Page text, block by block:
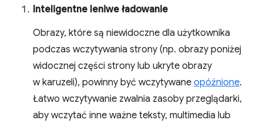
Inteligentne leniwe ładowanie
Obrazy, które są niewidoczne dla użytkownika
podczas wczytywania strony (np. obrazy poniżej
widocznej części strony lub ukryte obrazy
w karuzeli), powinny być wczytywane opóźnione.
Łatwo wczytywanie zwalnia zasoby przeglądarki,
aby wczytać inne ważne teksty, multimedia lub